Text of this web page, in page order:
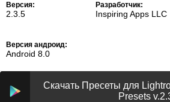
Версия:
2.3.5
Разработчик:
Inspiring Apps LLC
Версия андроид:
Android 8.0
Скачать Пресеты для
Presets